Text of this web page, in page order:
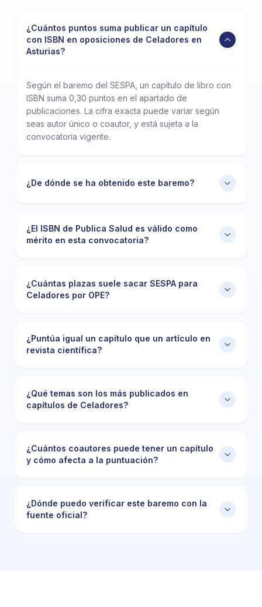
¿Cuántos puntos suma publicar un capítulo
con ISBN en oposiciones de Celadores en
Asturias?
Según el baremo del SESPA, un capítulo de libro con
ISBN suma 0,30 puntos en el apartado de
publicaciones. La cifra exacta puede variar según
seas autor único o coautor, y está sujeta a la
convocatoria vigente.
¿De dónde se ha obtenido este baremo?
¿El ISBN de Publica Salud es válido como
mérito en esta convocatoria?
¿Cuántas plazas suele sacar SESPA para
Celadores por OPE?
¿Puntúa igual un capítulo que un artículo en
revista científica?
¿Qué temas son los más publicados en
capítulos de Celadores?
¿Cuántos coautores puede tener un capítulo
y cómo afecta a la puntuación?
¿Dónde puedo verificar este baremo con la
fuente oficial?